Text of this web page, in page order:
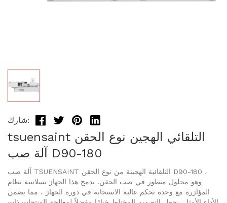
شارك:
tsuensaint التلقائي الهجين نوع الحقن
آلة صب D90-180
آلة صب TSUENSAINT التلقائية الهجينة من نوع الحقن D90-180 ،
وهو محلول متطور في صب الحقن. يدمج هذا الجهاز بسلاسة نظام
المؤازرة مع وحدة تحكم عالية الاستجابة في دورة الجهاز ، مما يضمن